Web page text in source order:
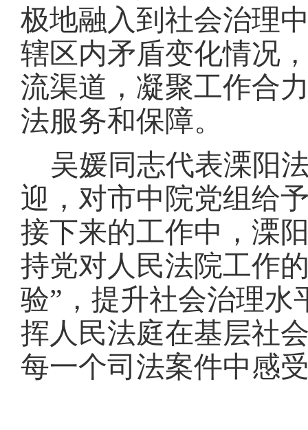
极地融入到社会治理
辖区内矛盾变化情况
流渠道，凝聚工作合
法服务和保障。
吴媛同志代表溧阳
迎，对市中院党组给
接下来的工作中，溧
持党对人民法院工作
验”，提升社会治理水
挥人民法庭在基层社
每一个司法案件中感